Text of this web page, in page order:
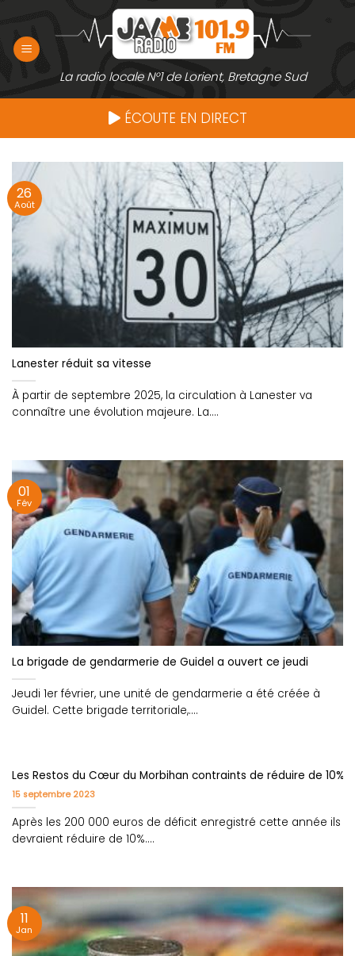
contenu
La radio locale N°1 de Lorient, Bretagne Sud
ÉCOUTE EN DIRECT
Lanester réduit sa vitesse
À partir de septembre 2025, la circulation à Lanester va
connaître une évolution majeure. La....
26
Août
La brigade de gendarmerie de Guidel a ouvert ce jeudi
Jeudi 1er février, une unité de gendarmerie a été créée à
Guidel. Cette brigade territoriale,....
01
Fév
Les Restos du Cœur du Morbihan contraints de réduire de
15 septembre 2023
Après les 200 000 euros de déficit enregistré cette année ils
devraient réduire de 10%....
11
Jan